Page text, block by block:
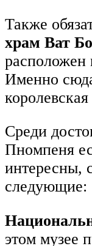
Также
храм Ват
расположен
Именно
Среди
Пномпеня
интересны,
следующие:
этом музее